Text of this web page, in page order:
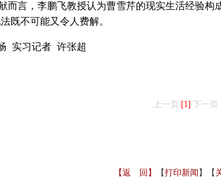
言，李鹏飞教授认为曹雪芹的现实生活经验构
既不可能又令人费解。
实习记者 许张超
上一页 [1] 下一页
【返 回】 【打印新闻 】【